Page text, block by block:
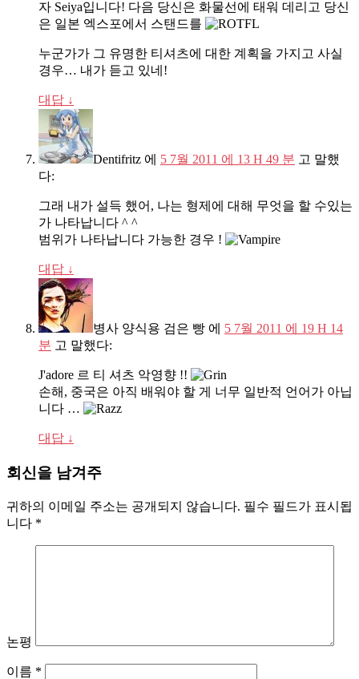
자 Seiya입니다! 다음 당신은 화물선에 태워 데리고 당신
은 일본 엑스포에서 스탠드를
누군가가 그 유명한 티셔츠에 대한 계획을 가지고 사실
경우… 내가 듣고 있네!
대답 ↓
Dentifritz 에 5 7월 2011 에 13 H 49 분 고 말했
다:
그래 내가 설득 했어, 나는 형제에 대해 무엇을 할 수있는
가 나타납니다 ^ ^
범위가 나타납니다 가능한 경우 !
대답 ↓
병사 양식용 검은 빵 에 5 7월 2011 에 19 H 14
분 고 말했다:
J'adore 르 티 셔츠 악영향 !!
손해, 중국은 아직 배워야 할 게 너무 일반적 언어가 아닙
니다 …
대답 ↓
회신을 남겨주
귀하의 이메일 주소는 공개되지 않습니다. 필수 필드가 표시됩
니다 *
논평
이름 *